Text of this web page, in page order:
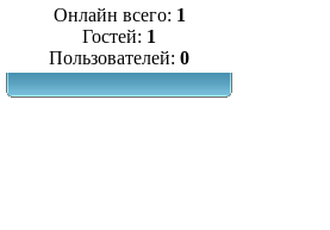
Онлайн всего: 1
Гостей: 1
Пользователей: 0